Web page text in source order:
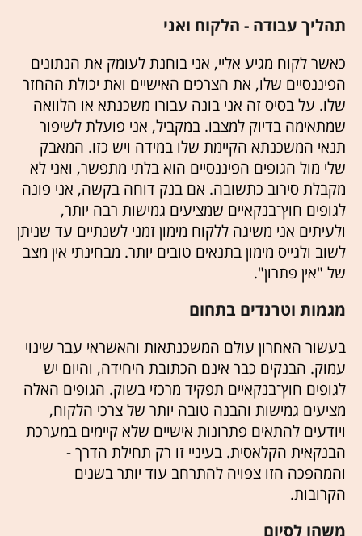
תהליך עבודה - הלקוח ואני
כאשר לקוח מגיע אליי, אני בוחנת לעומק את הנתונים
הפיננסיים שלו, את הצרכים האישיים ואת יכולת ההחזר
שלו. על בסיס זה אני בונה עבורו משכנתא או הלוואה
שמתאימה בדיוק למצבו. במקביל, אני פועלת לשיפור
תנאי המשכנתא הקיימת שלו במידה ויש כזו. המאבק
שלי מול הגופים הפיננסיים הוא בלתי מתפשר, ואני לא
מקבלת סירוב כתשובה. אם בנק דוחה בקשה, אני פונה
לגופים חוץ־בנקאיים שמציעים גמישות רבה יותר,
ולעיתים אני משיגה ללקוח מימון זמני לשנתיים עד שניתן
לשוב ולגייס מימון בתנאים טובים יותר. מבחינתי אין מצב
של "אין פתרון".
מגמות וטרנדים בתחום
בעשור האחרון עולם המשכנתאות והאשראי עבר שינוי
עמוק. הבנקים כבר אינם הכתובת היחידה, והיום יש
לגופים חוץ־בנקאיים תפקיד מרכזי בשוק. הגופים האלה
מציעים גמישות והבנה טובה יותר של צרכי הלקוח,
ויודעים להתאים פתרונות אישיים שלא קיימים במערכת
הבנקאית הקלאסית. בעיניי זו רק תחילת הדרך -
והמהפכה הזו צפויה להתרחב עוד יותר בשנים
הקרובות.
משהו לסיום